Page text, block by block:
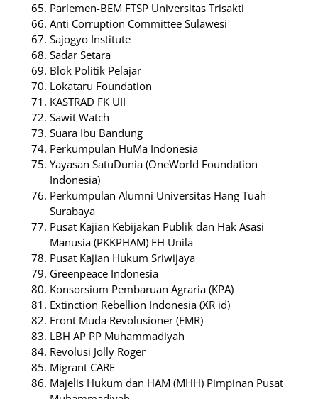
Parlemen-BEM FTSP Universitas Trisakti
Anti Corruption Committee Sulawesi
Sajogyo Institute
Sadar Setara
Blok Politik Pelajar
Lokataru Foundation
KASTRAD FK UII
Sawit Watch
Suara Ibu Bandung
Perkumpulan HuMa Indonesia
Yayasan SatuDunia (OneWorld Foundation
Indonesia)
Perkumpulan Alumni Universitas Hang Tuah
Surabaya
Pusat Kajian Kebijakan Publik dan Hak Asasi
Manusia (PKKPHAM) FH Unila
Pusat Kajian Hukum Sriwijaya
Greenpeace Indonesia
Konsorsium Pembaruan Agraria (KPA)
Extinction Rebellion Indonesia (XR id)
Front Muda Revolusioner (FMR)
LBH AP PP Muhammadiyah
Revolusi Jolly Roger
Migrant CARE
Majelis Hukum dan HAM (MHH) Pimpinan Pusat